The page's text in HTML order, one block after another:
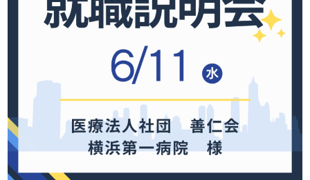
総合型選抜
資格・経歴による学費給付制度
各種制度
留学生募集要項
→留学生募集要項(PDF)
留学生対象 学校紹介動画
WEB個別相談または来校型個
別相談はこちら